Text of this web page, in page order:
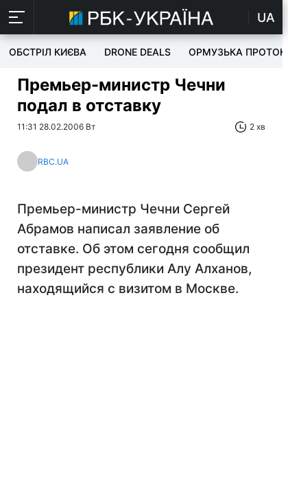
UA
ОБСТРІЛ КИЄВА DRONE DEALS ОРМУЗЬКА ПРОТОКА
Премьер-министр Чечни
подал в отставку
11:31 28.02.2006 Вт 2 хв
RBC.UA
Премьер-министр Чечни Сергей
Абрамов написал заявление об
отставке. Об этом сегодня сообщил
президент республики Алу Алханов,
находящийся с визитом в Москве.